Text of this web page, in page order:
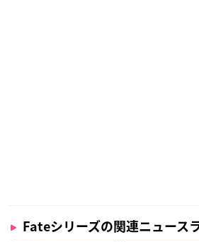
Fateシリーズの関連ニュース